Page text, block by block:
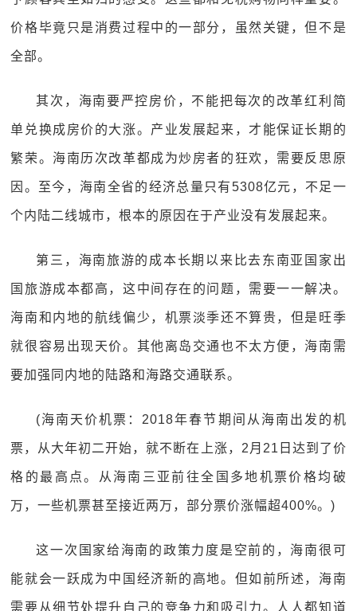
价格毕竟只是消费过程中的一部分，虽然关键，但不是
全部。
其次，海南要严控房价，不能把每次的改革红利简
单兑换成房价的大涨。产业发展起来，才能保证长期的
繁荣。海南历次改革都成为炒房者的狂欢，需要反思原
因。至今，海南全省的经济总量只有5308亿元，不足一
个内陆二线城市，根本的原因在于产业没有发展起来。
第三，海南旅游的成本长期以来比去东南亚国家出
国旅游成本都高，这中间存在的问题，需要一一解决。
海南和内地的航线偏少，机票淡季还不算贵，但是旺季
就很容易出现天价。其他离岛交通也不太方便，海南需
要加强同内地的陆路和海路交通联系。
(海南天价机票：2018年春节期间从海南出发的机
票，从大年初二开始，就不断在上涨，2月21日达到了价
格的最高点。从海南三亚前往全国多地机票价格均破
万，一些机票甚至接近两万，部分票价涨幅超400%。)
这一次国家给海南的政策力度是空前的，海南很可
能就会一跃成为中国经济新的高地。但如前所述，海南
需要从细节处提升自己的竞争力和吸引力。人人都知道